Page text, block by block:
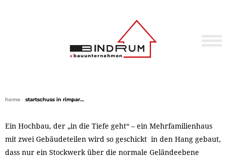
home startschuss in rimpar…
Ein Hochbau, der „in die Tiefe geht“ – ein Mehrfamilienhaus
mit zwei Gebäudeteilen wird so geschickt in den Hang gebaut,
dass nur ein Stockwerk über die normale Geländeebene